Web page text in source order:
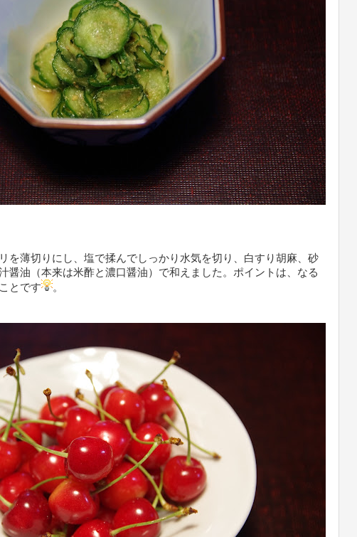
を薄切りにし、塩で揉んでしっかり水気を切り、白すり胡麻、砂
醤油（本来は米酢と濃口醤油）で和えました。ポイントは、なる
とです
。